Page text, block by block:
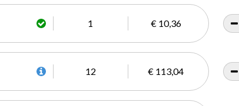
1 € 10,36
12 € 113,04